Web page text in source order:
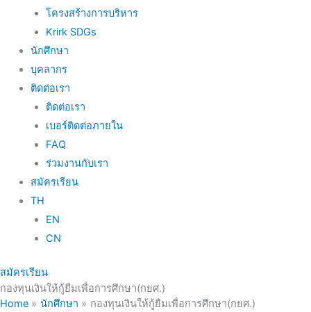
โครงสร้างการบริหาร
Krirk SDGs
นักศึกษา
บุคลากร
ติดต่อเรา
ติดต่อเรา
เบอร์ติดต่อภายใน
FAQ
ร่วมงานกับเรา
สมัครเรียน
TH
EN
CN
สมัครเรียน
กองทุนเงินให้กู้ยืมเพื่อการศึกษา(กยศ.)
Home
นักศึกษา
กองทุนเงินให้กู้ยืมเพื่อการศึกษา(กยศ.)